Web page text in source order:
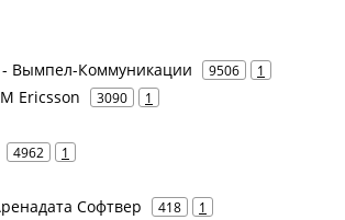
Вымпел-Коммуникации 9506 1
Ericsson 3090 1
4962 1
Софтвер 418 1